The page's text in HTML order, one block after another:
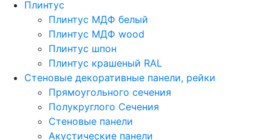
Плинтус
Плинтус МДФ белый
Плинтус МДФ wood
Плинтус шпон
Плинтус крашеный RAL
Стеновые декоративные панели, рейки
Прямоугольного сечения
Полукруглого Сечения
Стеновые панели
Акустические панели